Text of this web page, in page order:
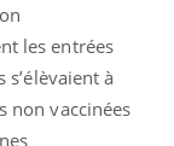
les entrées
à
non vaccinées